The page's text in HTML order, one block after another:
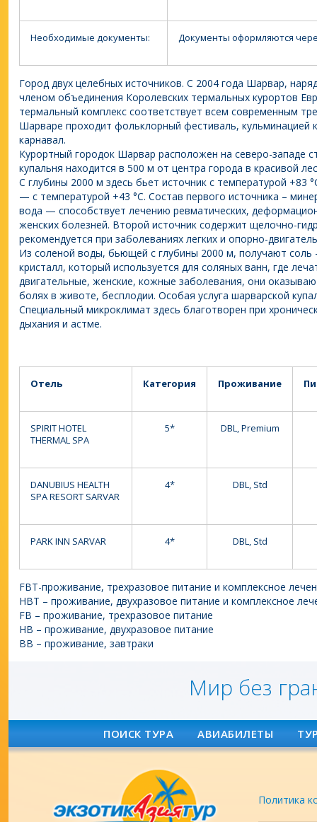
Необходимые документы: Документы оформляются
Город двух целебных источников. С 2004 года Шарвар,
членом объединения Королевских термальных курортов
термальный комплекс соответствует всем современным
Шарваре проходит фольклорный фестиваль, кульминацией
карнавал.
Курортный городок Шарвар расположен на северо-западе
купальня находится в 500 м от центра города в красивой
С глубины 2000 м здесь бьет источник с температурой +83
— с температурой +43 °С. Состав первого источника –
вода — способствует лечению ревматических,
женских болезней. Второй источник содержит щелочно-
рекомендуется при заболеваниях легких и опорно-
Из соленой воды, бьющей с глубины 2000 м, получают соль
кристалл, который используется для соляных ванн, где
двигательные, женские, кожные заболевания, они
болях в животе, бесплодии. Особая услуга шарварской
Специальный микроклимат здесь благотворен при
дыхания и астме.
Отель Категория Проживание
SPIRIT HOTEL
THERMAL SPA
5* DBL, Premium
DANUBIUS HEALTH
SPA RESORT SARVAR
4* DBL, Std
PARK INN SARVAR 4* DBL, Std
FBТ-проживание, трехразовое питание и комплексное
HBT – проживание, двухразовое питание и комплексное
FB – проживание, трехразовое питание
HB – проживание, двухразовое питание
BB – проживание, завтраки
Мир без
ПОИСК ТУРА АВИАБИЛЕТЫ
Политика